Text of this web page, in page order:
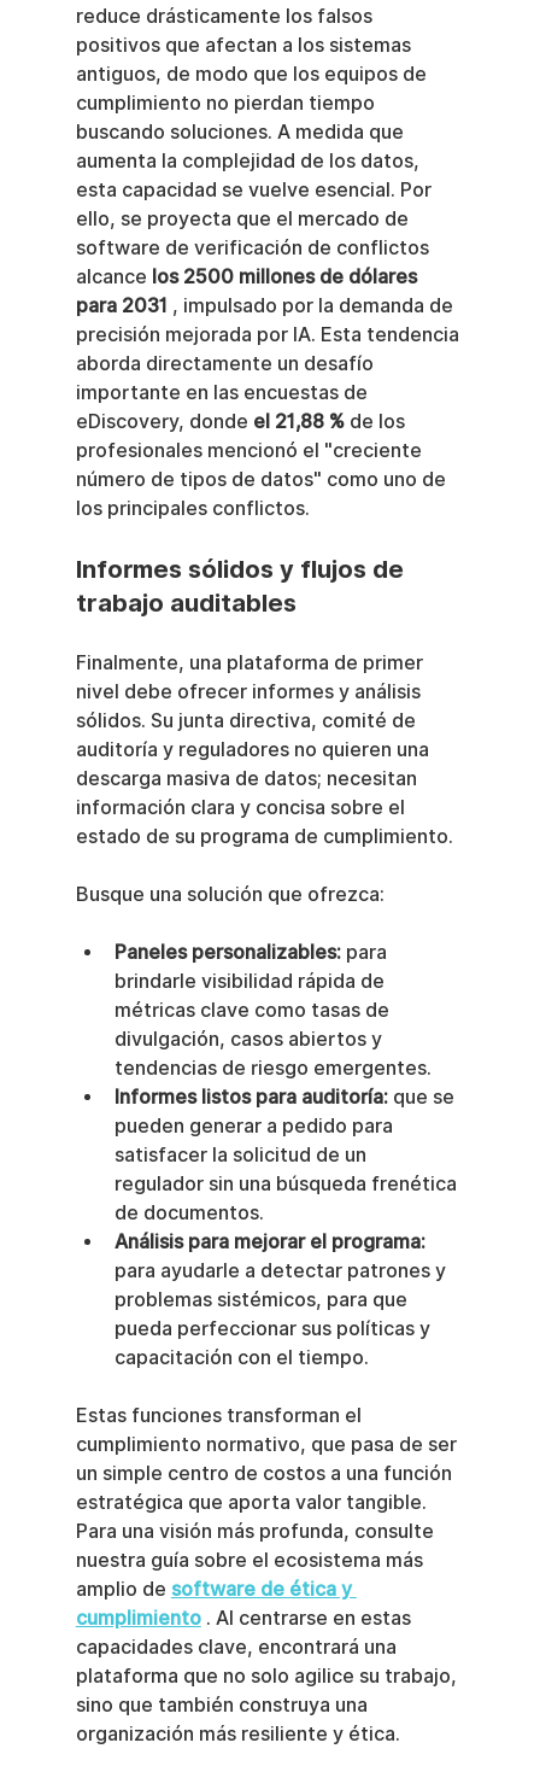
reduce drásticamente los falsos
positivos que afectan a los sistemas
antiguos, de modo que los equipos de
cumplimiento no pierdan tiempo
buscando soluciones. A medida que
aumenta la complejidad de los datos,
esta capacidad se vuelve esencial. Por
ello, se proyecta que el mercado de
software de verificación de conflictos
alcance los 2500 millones de dólares
para 2031 , impulsado por la demanda de
precisión mejorada por IA. Esta tendencia
aborda directamente un desafío
importante en las encuestas de
eDiscovery, donde el 21,88 % de los
profesionales mencionó el "creciente
número de tipos de datos" como uno de
los principales conflictos.
Informes sólidos y flujos de
trabajo auditables
Finalmente, una plataforma de primer
nivel debe ofrecer informes y análisis
sólidos. Su junta directiva, comité de
auditoría y reguladores no quieren una
descarga masiva de datos; necesitan
información clara y concisa sobre el
estado de su programa de cumplimiento.
Busque una solución que ofrezca:
Paneles personalizables: para
brindarle visibilidad rápida de
métricas clave como tasas de
divulgación, casos abiertos y
tendencias de riesgo emergentes.
Informes listos para auditoría: que se
pueden generar a pedido para
satisfacer la solicitud de un
regulador sin una búsqueda frenética
de documentos.
Análisis para mejorar el programa:
para ayudarle a detectar patrones y
problemas sistémicos, para que
pueda perfeccionar sus políticas y
capacitación con el tiempo.
Estas funciones transforman el
cumplimiento normativo, que pasa de ser
un simple centro de costos a una función
estratégica que aporta valor tangible.
Para una visión más profunda, consulte
nuestra guía sobre el ecosistema más
amplio de software de ética y
cumplimiento . Al centrarse en estas
capacidades clave, encontrará una
plataforma que no solo agilice su trabajo,
sino que también construya una
organización más resiliente y ética.